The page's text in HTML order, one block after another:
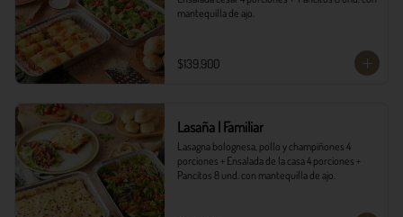
mantequilla de ajo.
$139.900
Lasaña | Familiar
Lasagna bolognesa, pollo y champiñones 4
porciones + Ensalada de la casa 4 porciones +
Pancitos 8 und. con mantequilla de ajo.